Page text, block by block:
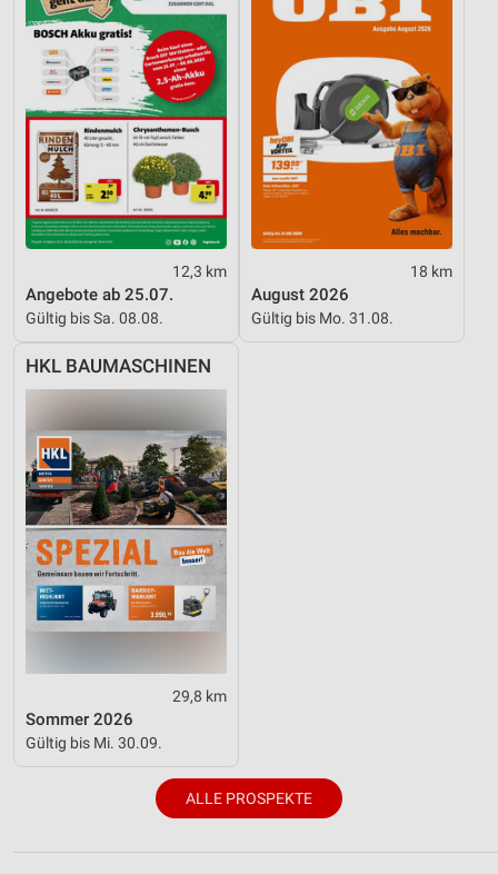
12,3 km
Angebote ab 25.07.
Gültig bis Sa. 08.08.
18 km
August 2026
Gültig bis Mo. 31.08.
HKL BAUMASCHINEN
29,8 km
Sommer 2026
Gültig bis Mi. 30.09.
ALLE PROSPEKTE